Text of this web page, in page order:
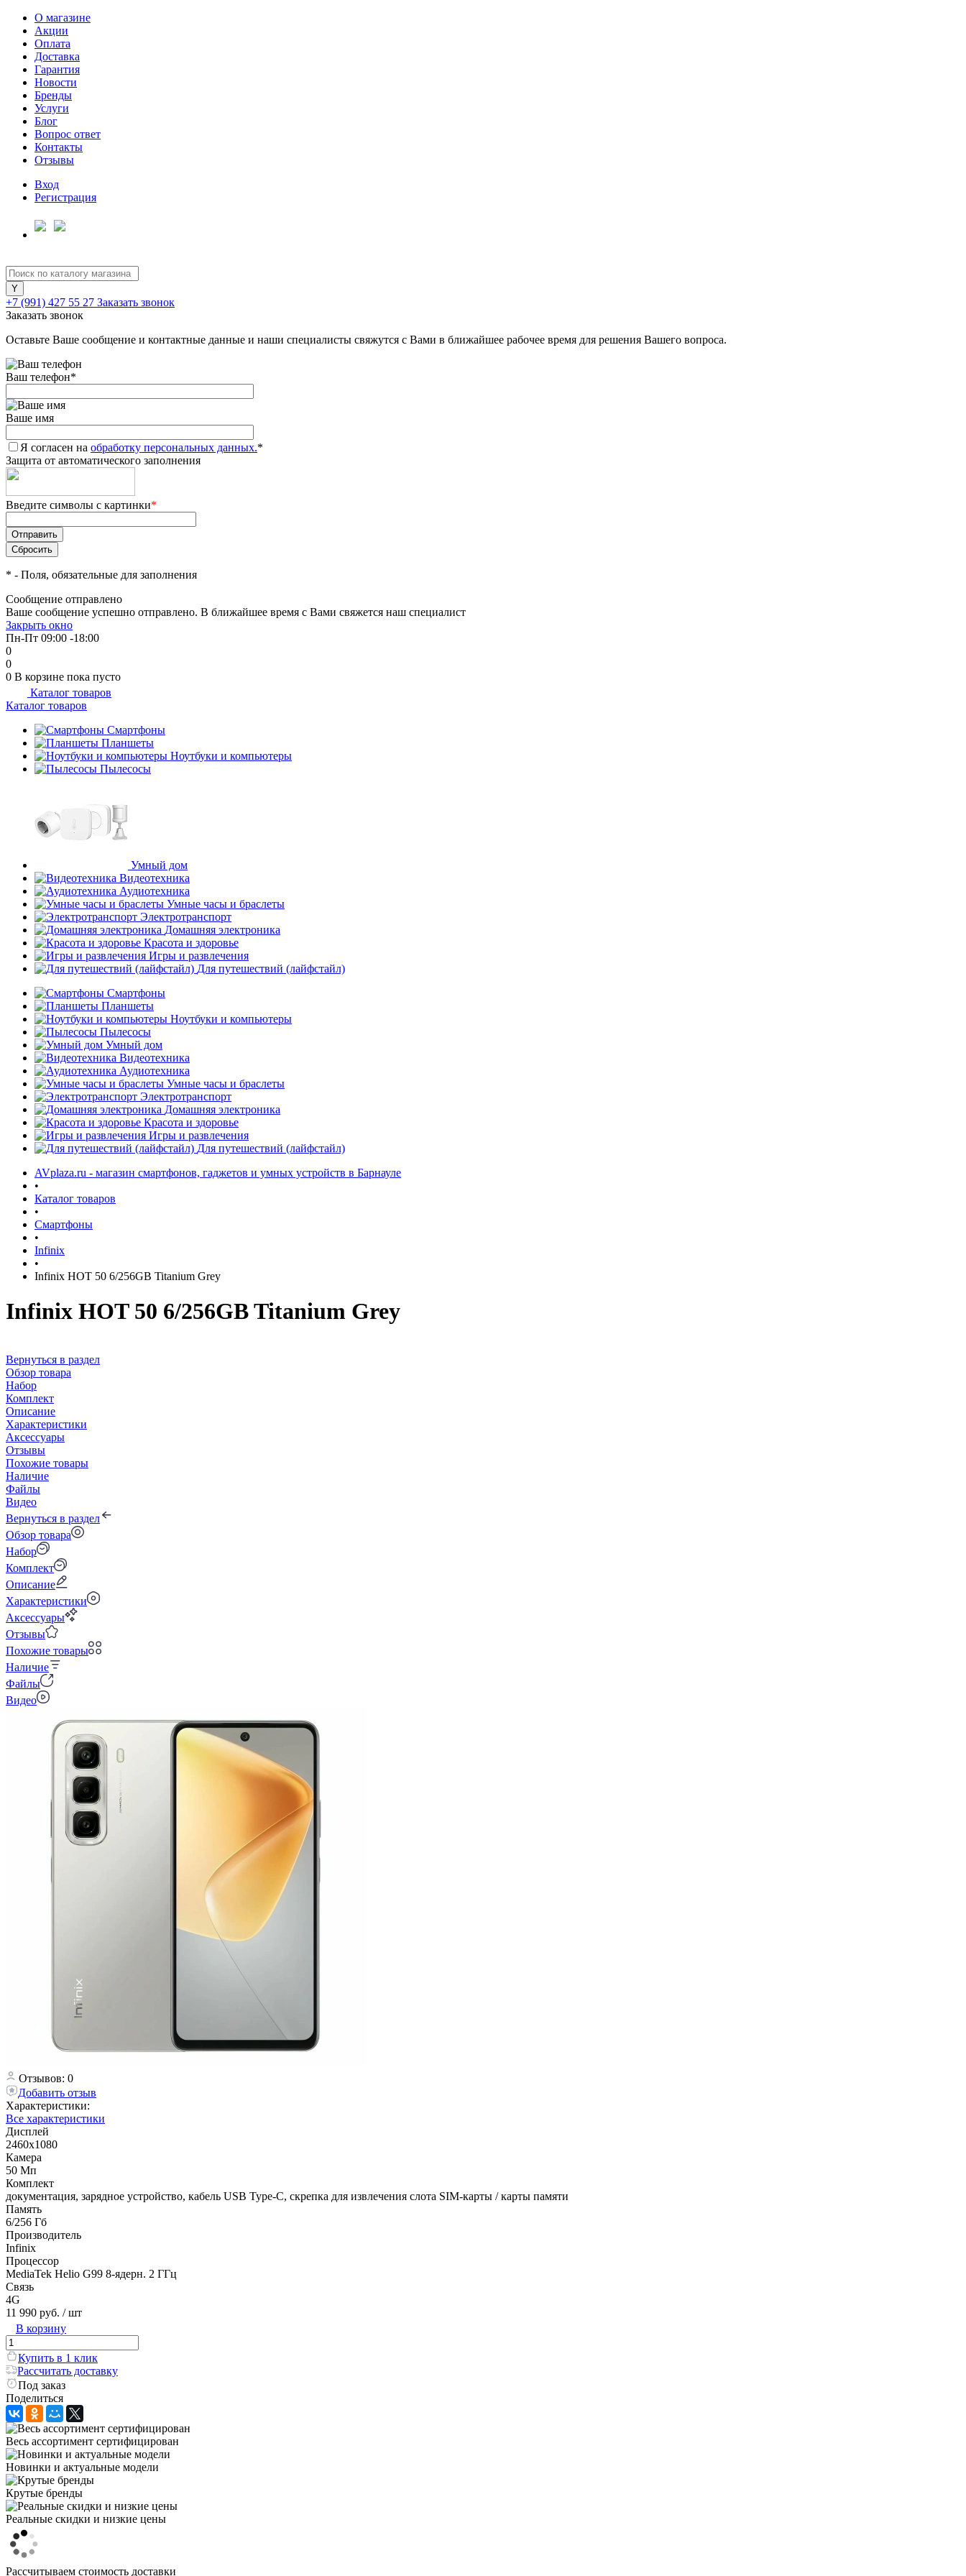
О магазине
Акции
Оплата
Доставка
Гарантия
Новости
Бренды
Услуги
Блог
Вопрос ответ
Контакты
Отзывы
Вход
Регистрация
+7 (991) 427 55 27 Заказать звонок
Заказать звонок
Оставьте Ваше сообщение и контактные данные и наши специалисты свяжутся с Вами в ближайшее рабочее время для решения Вашего вопроса.
Ваш телефон*
Ваше имя
Я согласен на обработку персональных данных.*
Защита от автоматического заполнения
Введите символы с картинки*
* - Поля, обязательные для заполнения
Сообщение отправлено
Ваше сообщение успешно отправлено. В ближайшее время с Вами свяжется наш специалист
Закрыть окно
Пн-Пт 09:00 -18:00
0
0
0 В корзине пока пусто
Каталог товаров
Каталог товаров
Смартфоны
Планшеты
Ноутбуки и компьютеры
Пылесосы
Умный дом
Видеотехника
Аудиотехника
Умные часы и браслеты
Электротранспорт
Домашняя электроника
Красота и здоровье
Игры и развлечения
Для путешествий (лайфстайл)
Смартфоны
Планшеты
Ноутбуки и компьютеры
Пылесосы
Умный дом
Видеотехника
Аудиотехника
Умные часы и браслеты
Электротранспорт
Домашняя электроника
Красота и здоровье
Игры и развлечения
Для путешествий (лайфстайл)
AVplaza.ru - магазин смартфонов, гаджетов и умных устройств в Барнауле
•
Каталог товаров
•
Смартфоны
•
Infinix
•
Infinix HOT 50 6/256GB Titanium Grey
Infinix HOT 50 6/256GB Titanium Grey
Вернуться в раздел
Обзор товара
Набор
Комплект
Описание
Характеристики
Аксессуары
Отзывы
Похожие товары
Наличие
Файлы
Видео
Вернуться в раздел
Обзор товара
Набор
Комплект
Описание
Характеристики
Аксессуары
Отзывы
Похожие товары
Наличие
Файлы
Видео
Отзывов: 0
Добавить отзыв
Характеристики:
Все характеристики
Дисплей
2460x1080
Камера
50 Мп
Комплект
документация, зарядное устройство, кабель USB Type-C, скрепка для извлечения слота SIM-карты / карты памяти
Память
6/256 Гб
Производитель
Infinix
Процессор
MediaTek Helio G99 8-ядерн. 2 ГГц
Связь
4G
11 990 руб. / шт
В корзину
Купить в 1 клик
Рассчитать доставку
Под заказ
Поделиться
Весь ассортимент сертифицирован
Новинки и актуальные модели
Крутые бренды
Реальные скидки и низкие цены
Рассчитываем стоимость доставки
на частибез переплат
25% картой любого банка